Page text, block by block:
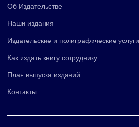
Об Издательстве
Наши издания
Издательские и полиграфические услуги
Как издать книгу сотруднику
План выпуска изданий
Контакты